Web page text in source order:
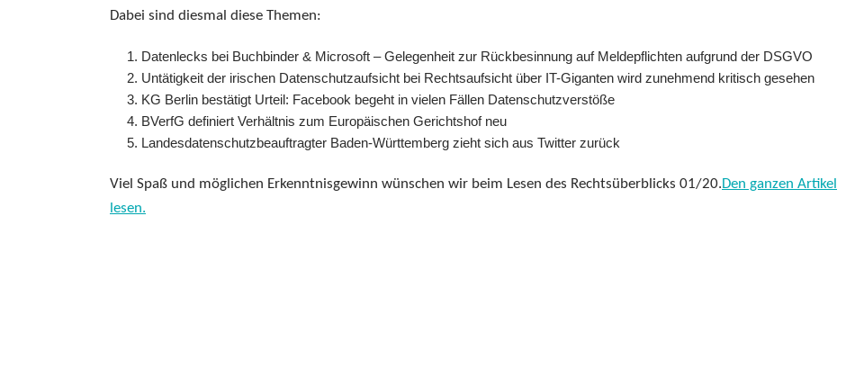
Dabei sind diesmal diese Themen:
Datenlecks bei Buchbinder & Microsoft – Gelegenheit zur Rückbesinnung auf Meldepflichten aufgrund der DSGVO
Untätigkeit der irischen Datenschutzaufsicht bei Rechtsaufsicht über IT-Giganten wird zunehmend kritisch gesehen
KG Berlin bestätigt Urteil: Facebook begeht in vielen Fällen Datenschutzverstöße
BVerfG definiert Verhältnis zum Europäischen Gerichtshof neu
Landesdatenschutzbeauftragter Baden-Württemberg zieht sich aus Twitter zurück
Viel Spaß und möglichen Erkenntnisgewinn wünschen wir beim Lesen des Rechtsüberblicks 01/20.Den ganzen Artikel
lesen.